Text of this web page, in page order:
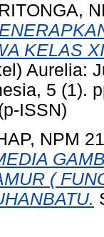
KELAS
Aurelia:
5 (1).
ISSN)
NPM
(